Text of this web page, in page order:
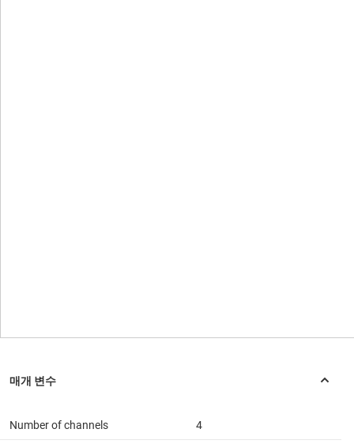
Number of channels 4